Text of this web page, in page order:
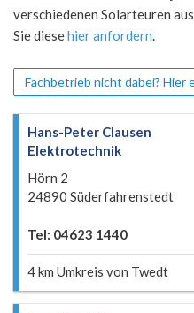
verschiedenen Solarteuren
Sie diesehier anfordern.
Fachbetrieb nicht dabei? Hier
Hans-Peter Clausen
Elektrotechnik
Hörn 2
24890 Süderfahrenstedt
Tel: 04623 1440
4 km Umkreis von Twedt